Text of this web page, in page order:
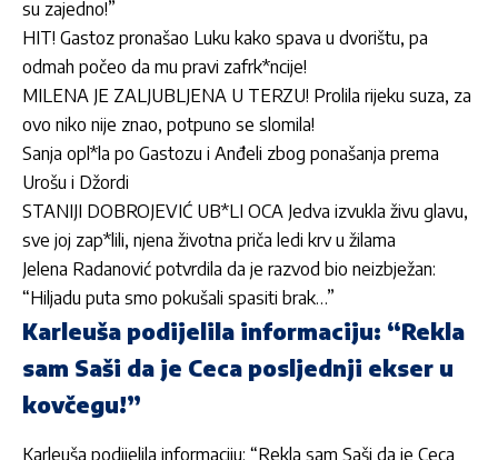
su zajedno!”
HIT! Gastoz pronašao Luku kako spava u dvorištu, pa
odmah počeo da mu pravi zafrk*ncije!
MILENA JE ZALJUBLJENA U TERZU! Prolila rijeku suza, za
ovo niko nije znao, potpuno se slomila!
Sanja opl*la po Gastozu i Anđeli zbog ponašanja prema
Urošu i Džordi
STANIJI DOBROJEVIĆ UB*LI OCA Jedva izvukla živu glavu,
sve joj zap*lili, njena životna priča ledi krv u žilama
Jelena Radanović potvrdila da je razvod bio neizbježan:
“Hiljadu puta smo pokušali spasiti brak…”
Karleuša podijelila informaciju: “Rekla
sam Saši da je Ceca posljednji ekser u
kovčegu!”
Karleuša podijelila informaciju: “Rekla sam Saši da je Ceca